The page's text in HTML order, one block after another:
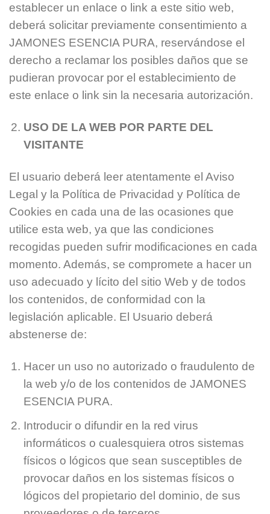
establecer un enlace o link a este sitio web,
deberá solicitar previamente consentimiento a
JAMONES ESENCIA PURA, reservándose el
derecho a reclamar los posibles daños que se
pudieran provocar por el establecimiento de
este enlace o link sin la necesaria autorización.
USO DE LA WEB POR PARTE DEL
VISITANTE
El usuario deberá leer atentamente el Aviso
Legal y la Política de Privacidad y Política de
Cookies en cada una de las ocasiones que
utilice esta web, ya que las condiciones
recogidas pueden sufrir modificaciones en cada
momento. Además, se compromete a hacer un
uso adecuado y lícito del sitio Web y de todos
los contenidos, de conformidad con la
legislación aplicable. El Usuario deberá
abstenerse de:
Hacer un uso no autorizado o fraudulento de
la web y/o de los contenidos de JAMONES
ESENCIA PURA.
Introducir o difundir en la red virus
informáticos o cualesquiera otros sistemas
físicos o lógicos que sean susceptibles de
provocar daños en los sistemas físicos o
lógicos del propietario del dominio, de sus